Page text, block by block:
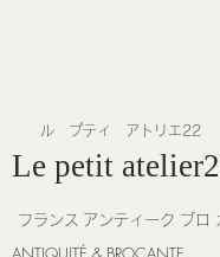
Le petit
アンティーク ブロ
​ル プティ アトリエ22
フランス